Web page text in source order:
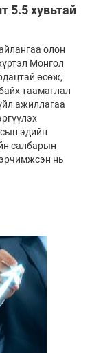
5.5 хувьтай
олон
Монгол
өсөж,
таамаглал
ажиллагаа
эдийн
салбарын
нь